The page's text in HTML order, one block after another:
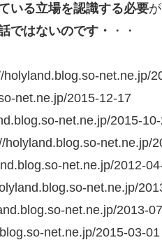
いる立場を認識する必要
ではないのです・
・・
holyland.blog.so-net.ne.jp/
net.ne.jp/2015-12-17
net.ne.jp/2015-
holyland.blog.so-net.ne.jp/
net.ne.jp/2012-
net.ne.jp/
net.ne.jp/2013-
net.ne.jp/2015-03-01